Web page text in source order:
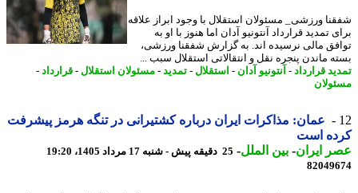
ورزشی_ مسئولان استقلال با وجود ابراز علاقه
تمدید قرارداد آنتونیو آدان اما هنوز با او به
مالی نرسیده اند. به گزارش شفقنا ورزشی،
ماندن پنجره نقل و انتقالاتی استقلال سبب ...
قرارداد -آنتونیو آدان - استقلال-تمدید-مسئولان استقلال-قرارداد -
عمان: مذاکرات ایران درباره کشتیرانی در تنگه هرمز پیشرفت
است
ایران- بین الملل-25 دقیقه پیش - شنبه 17 مرداد 1405، 19:20